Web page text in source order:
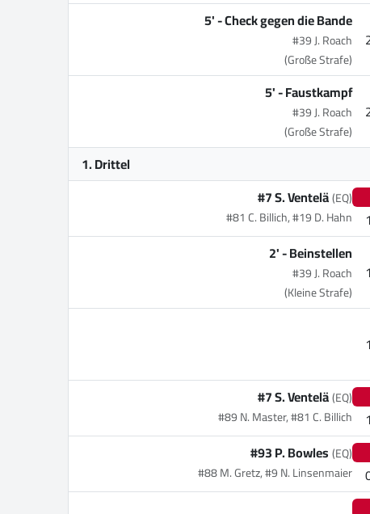
5' -Check gegen die Bande
#39 J. Roach
(Große Strafe)
5' -Faustkampf
#39 J. Roach
(Große Strafe)
1. Drittel
#7 S. Ventelä(EQ)
#81 C. Billich, #19 D. Hahn
2' -Beinstellen
#39 J. Roach
(Kleine Strafe)
#7 S. Ventelä(EQ)
#89 N. Master, #81 C. Billich
#93 P. Bowles(EQ)
#88 M. Gretz, #9 N. Linsenmaier